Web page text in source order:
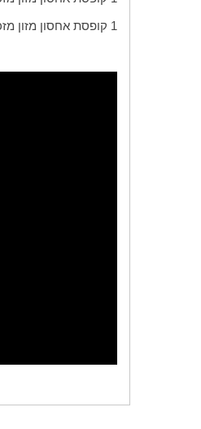
1 קופסת אחסון מזון מזכוכית בתוספת מכסה בקיבולת של 166 מ"ל